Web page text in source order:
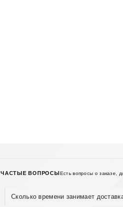
ЧАСТЫЕ ВОПРОСЫЕсть вопросы о заказе,
Сколько времени занимает